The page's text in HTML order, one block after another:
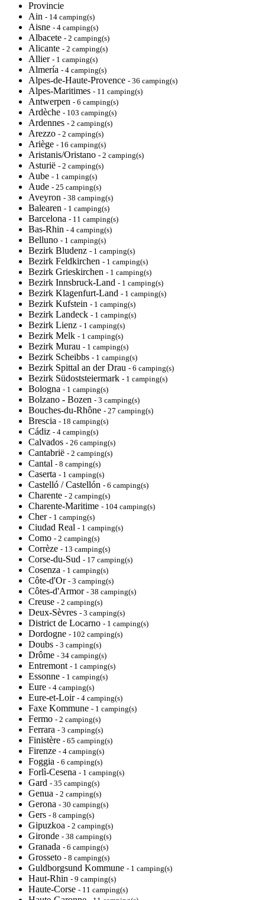
Provincie
Ain - 14 camping(s)
Aisne - 4 camping(s)
Albacete - 2 camping(s)
Alicante - 2 camping(s)
Allier - 1 camping(s)
Almería - 4 camping(s)
Alpes-de-Haute-Provence - 36 camping(s)
Alpes-Maritimes - 11 camping(s)
Antwerpen - 6 camping(s)
Ardèche - 103 camping(s)
Ardennes - 2 camping(s)
Arezzo - 2 camping(s)
Ariège - 16 camping(s)
Aristanis/Oristano - 2 camping(s)
Asturië - 2 camping(s)
Aube - 1 camping(s)
Aude - 25 camping(s)
Aveyron - 38 camping(s)
Balearen - 1 camping(s)
Barcelona - 11 camping(s)
Bas-Rhin - 4 camping(s)
Belluno - 1 camping(s)
Bezirk Bludenz - 1 camping(s)
Bezirk Feldkirchen - 1 camping(s)
Bezirk Grieskirchen - 1 camping(s)
Bezirk Innsbruck-Land - 1 camping(s)
Bezirk Klagenfurt-Land - 1 camping(s)
Bezirk Kufstein - 1 camping(s)
Bezirk Landeck - 1 camping(s)
Bezirk Lienz - 1 camping(s)
Bezirk Melk - 1 camping(s)
Bezirk Murau - 1 camping(s)
Bezirk Scheibbs - 1 camping(s)
Bezirk Spittal an der Drau - 6 camping(s)
Bezirk Südoststeiermark - 1 camping(s)
Bologna - 1 camping(s)
Bolzano - Bozen - 3 camping(s)
Bouches-du-Rhône - 27 camping(s)
Brescia - 18 camping(s)
Cádiz - 4 camping(s)
Calvados - 26 camping(s)
Cantabrië - 2 camping(s)
Cantal - 8 camping(s)
Caserta - 1 camping(s)
Castelló / Castellón - 6 camping(s)
Charente - 2 camping(s)
Charente-Maritime - 104 camping(s)
Cher - 1 camping(s)
Ciudad Real - 1 camping(s)
Como - 2 camping(s)
Corrèze - 13 camping(s)
Corse-du-Sud - 17 camping(s)
Cosenza - 1 camping(s)
Côte-d'Or - 3 camping(s)
Côtes-d'Armor - 38 camping(s)
Creuse - 2 camping(s)
Deux-Sèvres - 3 camping(s)
District de Locarno - 1 camping(s)
Dordogne - 102 camping(s)
Doubs - 3 camping(s)
Drôme - 34 camping(s)
Entremont - 1 camping(s)
Essonne - 1 camping(s)
Eure - 4 camping(s)
Eure-et-Loir - 4 camping(s)
Faxe Kommune - 1 camping(s)
Fermo - 2 camping(s)
Ferrara - 3 camping(s)
Finistère - 65 camping(s)
Firenze - 4 camping(s)
Foggia - 6 camping(s)
Forlì-Cesena - 1 camping(s)
Gard - 35 camping(s)
Genua - 2 camping(s)
Gerona - 30 camping(s)
Gers - 8 camping(s)
Gipuzkoa - 2 camping(s)
Gironde - 38 camping(s)
Granada - 6 camping(s)
Grosseto - 8 camping(s)
Guldborgsund Kommune - 1 camping(s)
Haut-Rhin - 9 camping(s)
Haute-Corse - 11 camping(s)